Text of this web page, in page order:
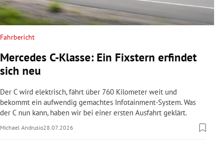
Untermenü
Untermenü
Untermenü
Untermenü
Untermenü
Fahrbericht
Mercedes C-Klasse: Ein Fixstern erfindet
sich neu
Der C wird elektrisch, fährt über 760 Kilometer weit und
bekommt ein aufwendig gemachtes Infotainment-System. Was
der C nun kann, haben wir bei einer ersten Ausfahrt geklärt.
Michael Andrusio28.07.2026